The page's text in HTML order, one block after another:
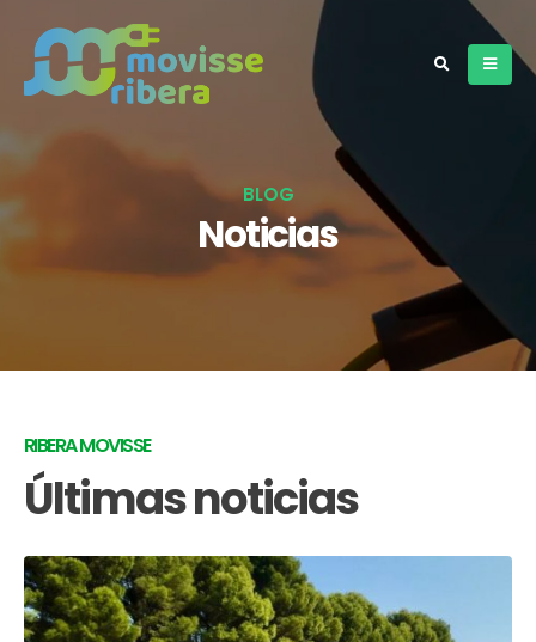
BLOG
Noticias
RIBERA MOVISSE
Últimas noticias